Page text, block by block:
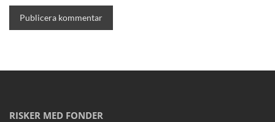
RISKER MED FONDER